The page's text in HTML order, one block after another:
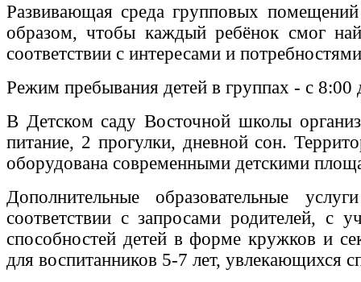
Развивающая среда групповых
образом, чтобы каждый ребёнок смог
соответствии с интересами и
Режим пребывания детей в группах - с 8:00
В Детском саду Восточной школы
питание, 2 прогулки, дневной сон.
оборудована современными детскими
Дополнительные образовательные
соответствии с запросами родителей, с
способностей детей в форме кружков и
для воспитанников 5-7 лет, увлекающихся